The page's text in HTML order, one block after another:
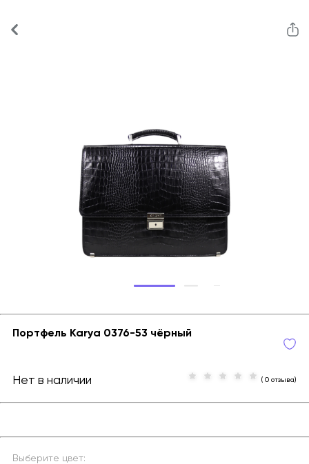
Портфель Karya 0376-53 чёрный
Нет в наличии ( 0 отзыва)
Выберите цвет: